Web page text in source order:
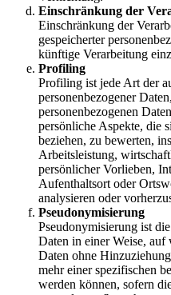
Einschränkung der
Einschränkung der
gespeicherter
künftige Verarbeitung
Profiling
Profiling ist jede Art der
personenbezogener
personenbezogenen
persönliche Aspekte, die
beziehen, zu bewerten,
Arbeitsleistung,
persönlicher Vorlieben,
Aufenthaltsort oder
analysieren oder
Pseudonymisierung
Pseudonymisierung ist
Daten in einer Weise, auf
Daten ohne
mehr einer spezifischen
werden können, sofern